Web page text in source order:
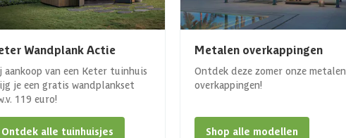
Wandplank Actie
aankoop van een Keter tuinhuis
je een gratis wandplankset
119 euro!
Ontdek alle tuinhuisjes
Metalen overkappingen
Ontdek deze zomer onze metalen
overkappingen!
Shop alle modellen